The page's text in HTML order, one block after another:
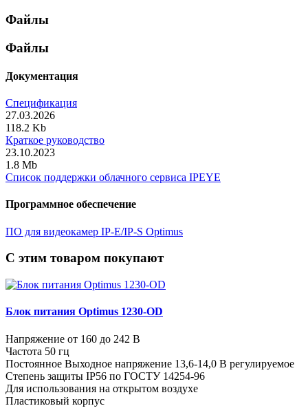
Файлы
Файлы
Документация
Спецификация
27.03.2026
118.2 Kb
Краткое руководство
23.10.2023
1.8 Mb
Список поддержки облачного сервиса IPEYE
Программное обеспечение
ПО для видеокамер IP-E/IP-S Optimus
C этим товаром покупают
Блок питания Optimus 1230-OD
Напряжение от 160 до 242 В
Частота 50 гц
Постоянное Выходное напряжение 13,6-14,0 В регулируемое
Степень защиты IP56 по ГОСТУ 14254-96
Для использования на открытом воздухе
Пластиковый корпус